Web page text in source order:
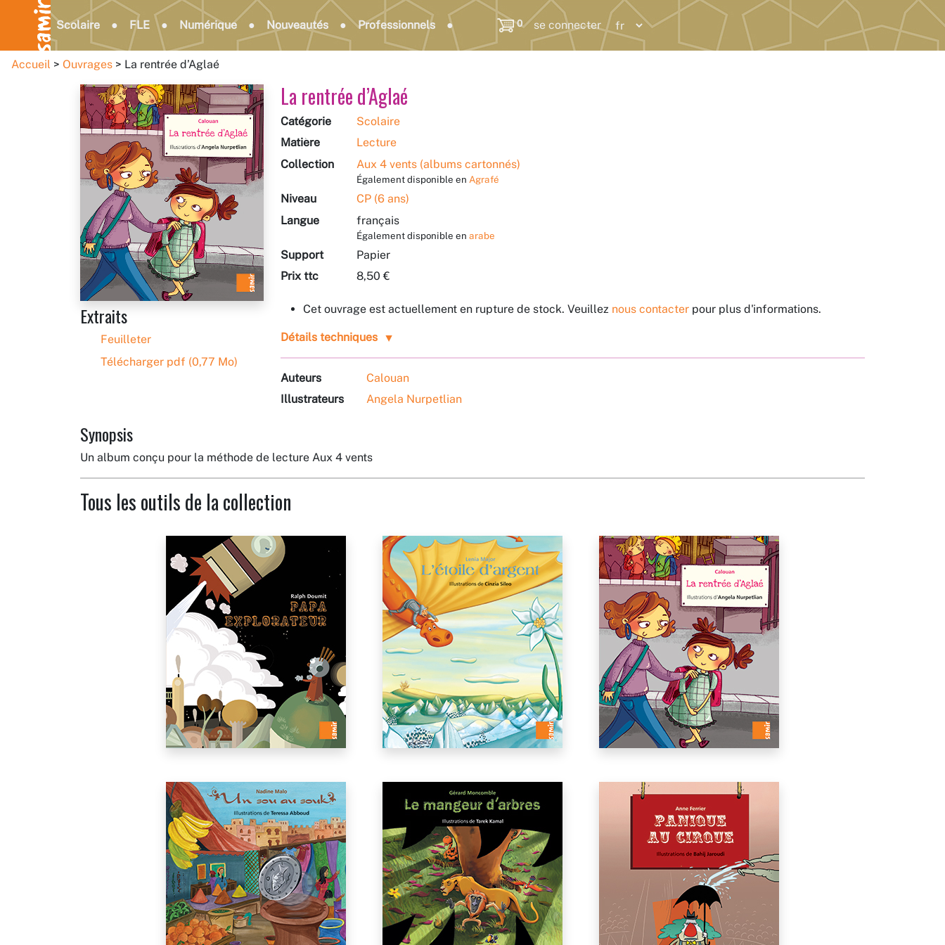
Scolaire FLE Numérique Nouveautés Professionnels 0 se connecter
Accueil Ouvrages La rentrée d’Aglaé
Extraits
Feuilleter
Télécharger pdf (0,77 Mo)
La rentrée d’Aglaé
Catégorie
Scolaire
Matière
Lecture
Collection
Aux 4 vents (albums cartonnés)
Également disponible en Agrafé
Niveau
CP (6 ans)
Langue
français
Également disponible en arabe
Support
Papier
Prix ttc
8,50 €
Cet ouvrage est actuellement en rupture de stock. Veuillez nous contacter pour plus d'informations.
Détails techniques
Auteurs
Calouan
Illustrateurs
Angela Nurpetlian
Synopsis
Un album conçu pour la méthode de lecture Aux 4 vents
Tous les outils de la collection